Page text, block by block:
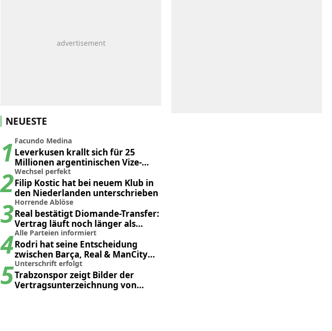
NEUESTE
1 Facundo Medina
Leverkusen krallt sich für 25
Millionen argentinischen Vize-
Weltmeister
2Wechsel perfekt
Filip Kostic hat bei neuem Klub in
den Niederlanden unterschrieben
3Horrende Ablöse
Real bestätigt Diomande-Transfer:
Vertrag läuft noch länger als
gedacht
4Alle Parteien informiert
Rodri hat seine Entscheidung
zwischen Barça, Real & ManCity
getroffen
5Unterschrift erfolgt
Trabzonspor zeigt Bilder der
Vertragsunterzeichnung von